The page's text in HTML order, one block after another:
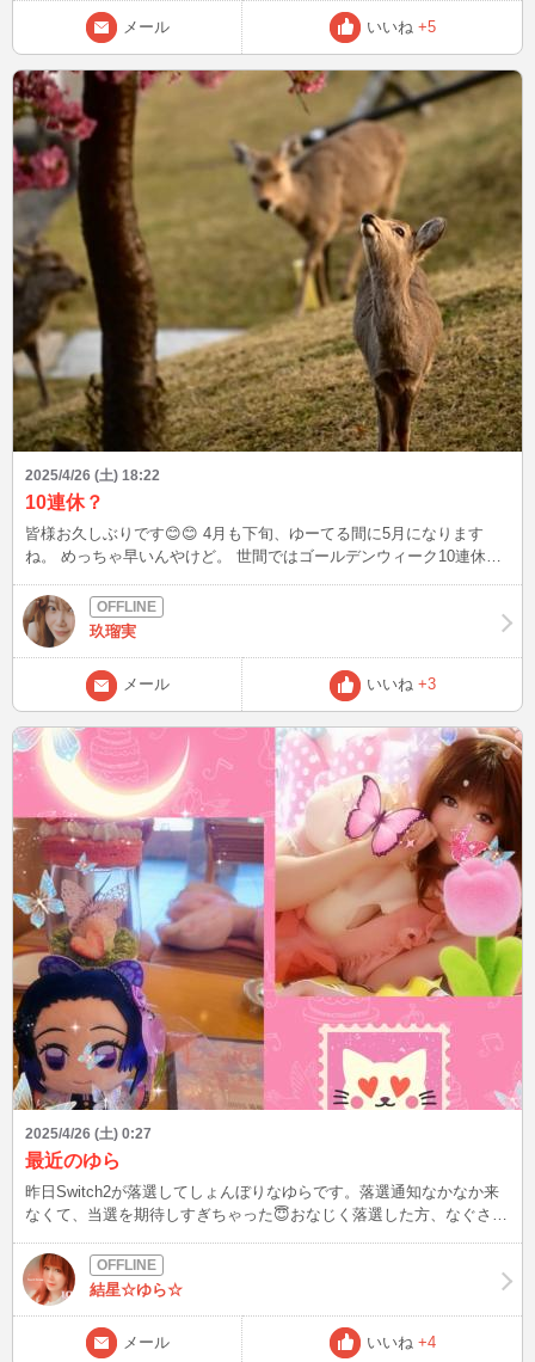
す！！！ 暇だよって方はぜひ待ち合わせでもしてお話しましょう＾
るのかなーｗ
メール いいね +5
2025/4/26 (土) 18:22
10連休？
皆様お久しぶりです😊😊 4月も下旬、ゆーてる間に5月になります
ね。 めっちゃ早いんやけど。 世間ではゴールデンウィーク10連休が
の所に引越してきて8ヶ月。 数字見てビックリ‼️ もう半年以上たって
たのね😳😳 その今のマンションから駐輪場にバイク🛵の駐車禁止の
張り紙が。 え？バイクの駐車禁止なんて聞いてない😤😤 実家は近い
とは言え、実家にバイク置いて歩いてマンションへ帰る感じ。 仕事
に行く時も、もちろん実家まで歩いて行く。 めっちゃめんどくさい
やん👻👻 今のマンション、間取りや日当たりとか気に入ってる。 で
も隣りの大学生の足音と物音の騒音はイライラ‪💢‬‪💢‬する。 おかげで
寝る時間、今は夜中の1時2時になってる。 22時にコテっと寝てたの
なぁ💦 実家にバイク🛵を駐車するか。 新しいマンションか一軒家を
借りるか… 物件を検索中🔎 そんなこんなで、大好きなかき氷部🍧🥄
も奈良🦌🦌にも行ってない🥲🥲 来週ぐらいは奈良🦌🦌でかき氷部🍧
🥄したいなぁ😌😌このままのペースでいくと、ゆーてる間に大晦日来
てますね。 しっかり毎日充実させないと‼️ 頑張ります😊😊 今日のお
写真は、奈良に行くといつも仲良くしてくださるおじ様から送られて
きた写真。 この子鹿ちゃん、名前はくるみって名付けられてます。
初めての春を迎え桜🌸を眺めてる写真。 素敵すぎるお写真ですね☺️
☺️
玖瑠実
メール いいね +3
2025/4/26 (土) 0:27
最近のゆら
昨日Switch2が落選してしょんぼりなゆらです。落選通知なかなか来
なくて、当選を期待しすぎちゃった😇おなじく落選した方、なぐさめ
ぱい自慢しちゃって、そのラッキーをゆらに分けてね(*ˊᵕˋ)ˊᵕˋ*)♡ この
前ね、箱根のスイーツコレクション行ってきて、春の蝶モチーフがき
れいなスイーツ食べてきたの🦋🍨🍓🍰蝶が羽を休める姿と自分を重ね
てゆっくりご褒美スイーツを食べて、また新しい季節に向けてモチベ
ーションをアップさせてね～ってコンセプトがとってもすてきで、美
結星☆ゆら☆
メール いいね +4